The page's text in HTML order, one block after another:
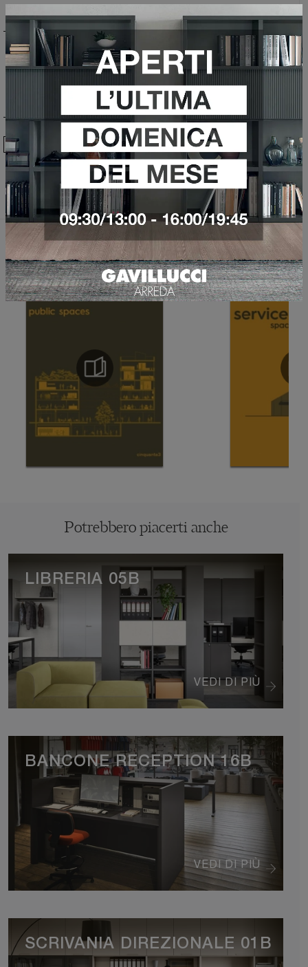
Sfoglia i cataloghi
Ho preso visione dellaPrivacy Policy
Invia
Potrebbero piacerti anche
VEDI DI PIÙ
LIBRERIA 05B
VEDI DI PIÙ
BANCONE RECEPTION 16B
SCRIVANIA DIREZIONALE 01B